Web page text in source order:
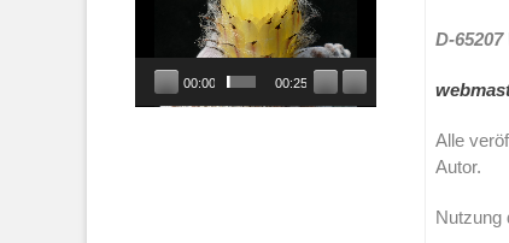
D-
Alle
Autor.
Nutzung
00:00 00:25